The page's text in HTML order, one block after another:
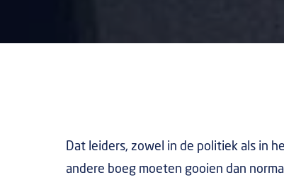
Dat leiders, zowel in de politiek als in
andere boeg moeten gooien dan